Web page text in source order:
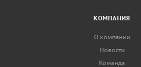
КОМПАНИЯ
О компании
Новости
Команда